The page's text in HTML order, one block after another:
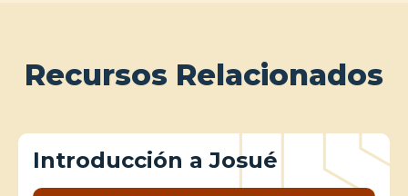
Recursos Relacionados
Introducción a Josué